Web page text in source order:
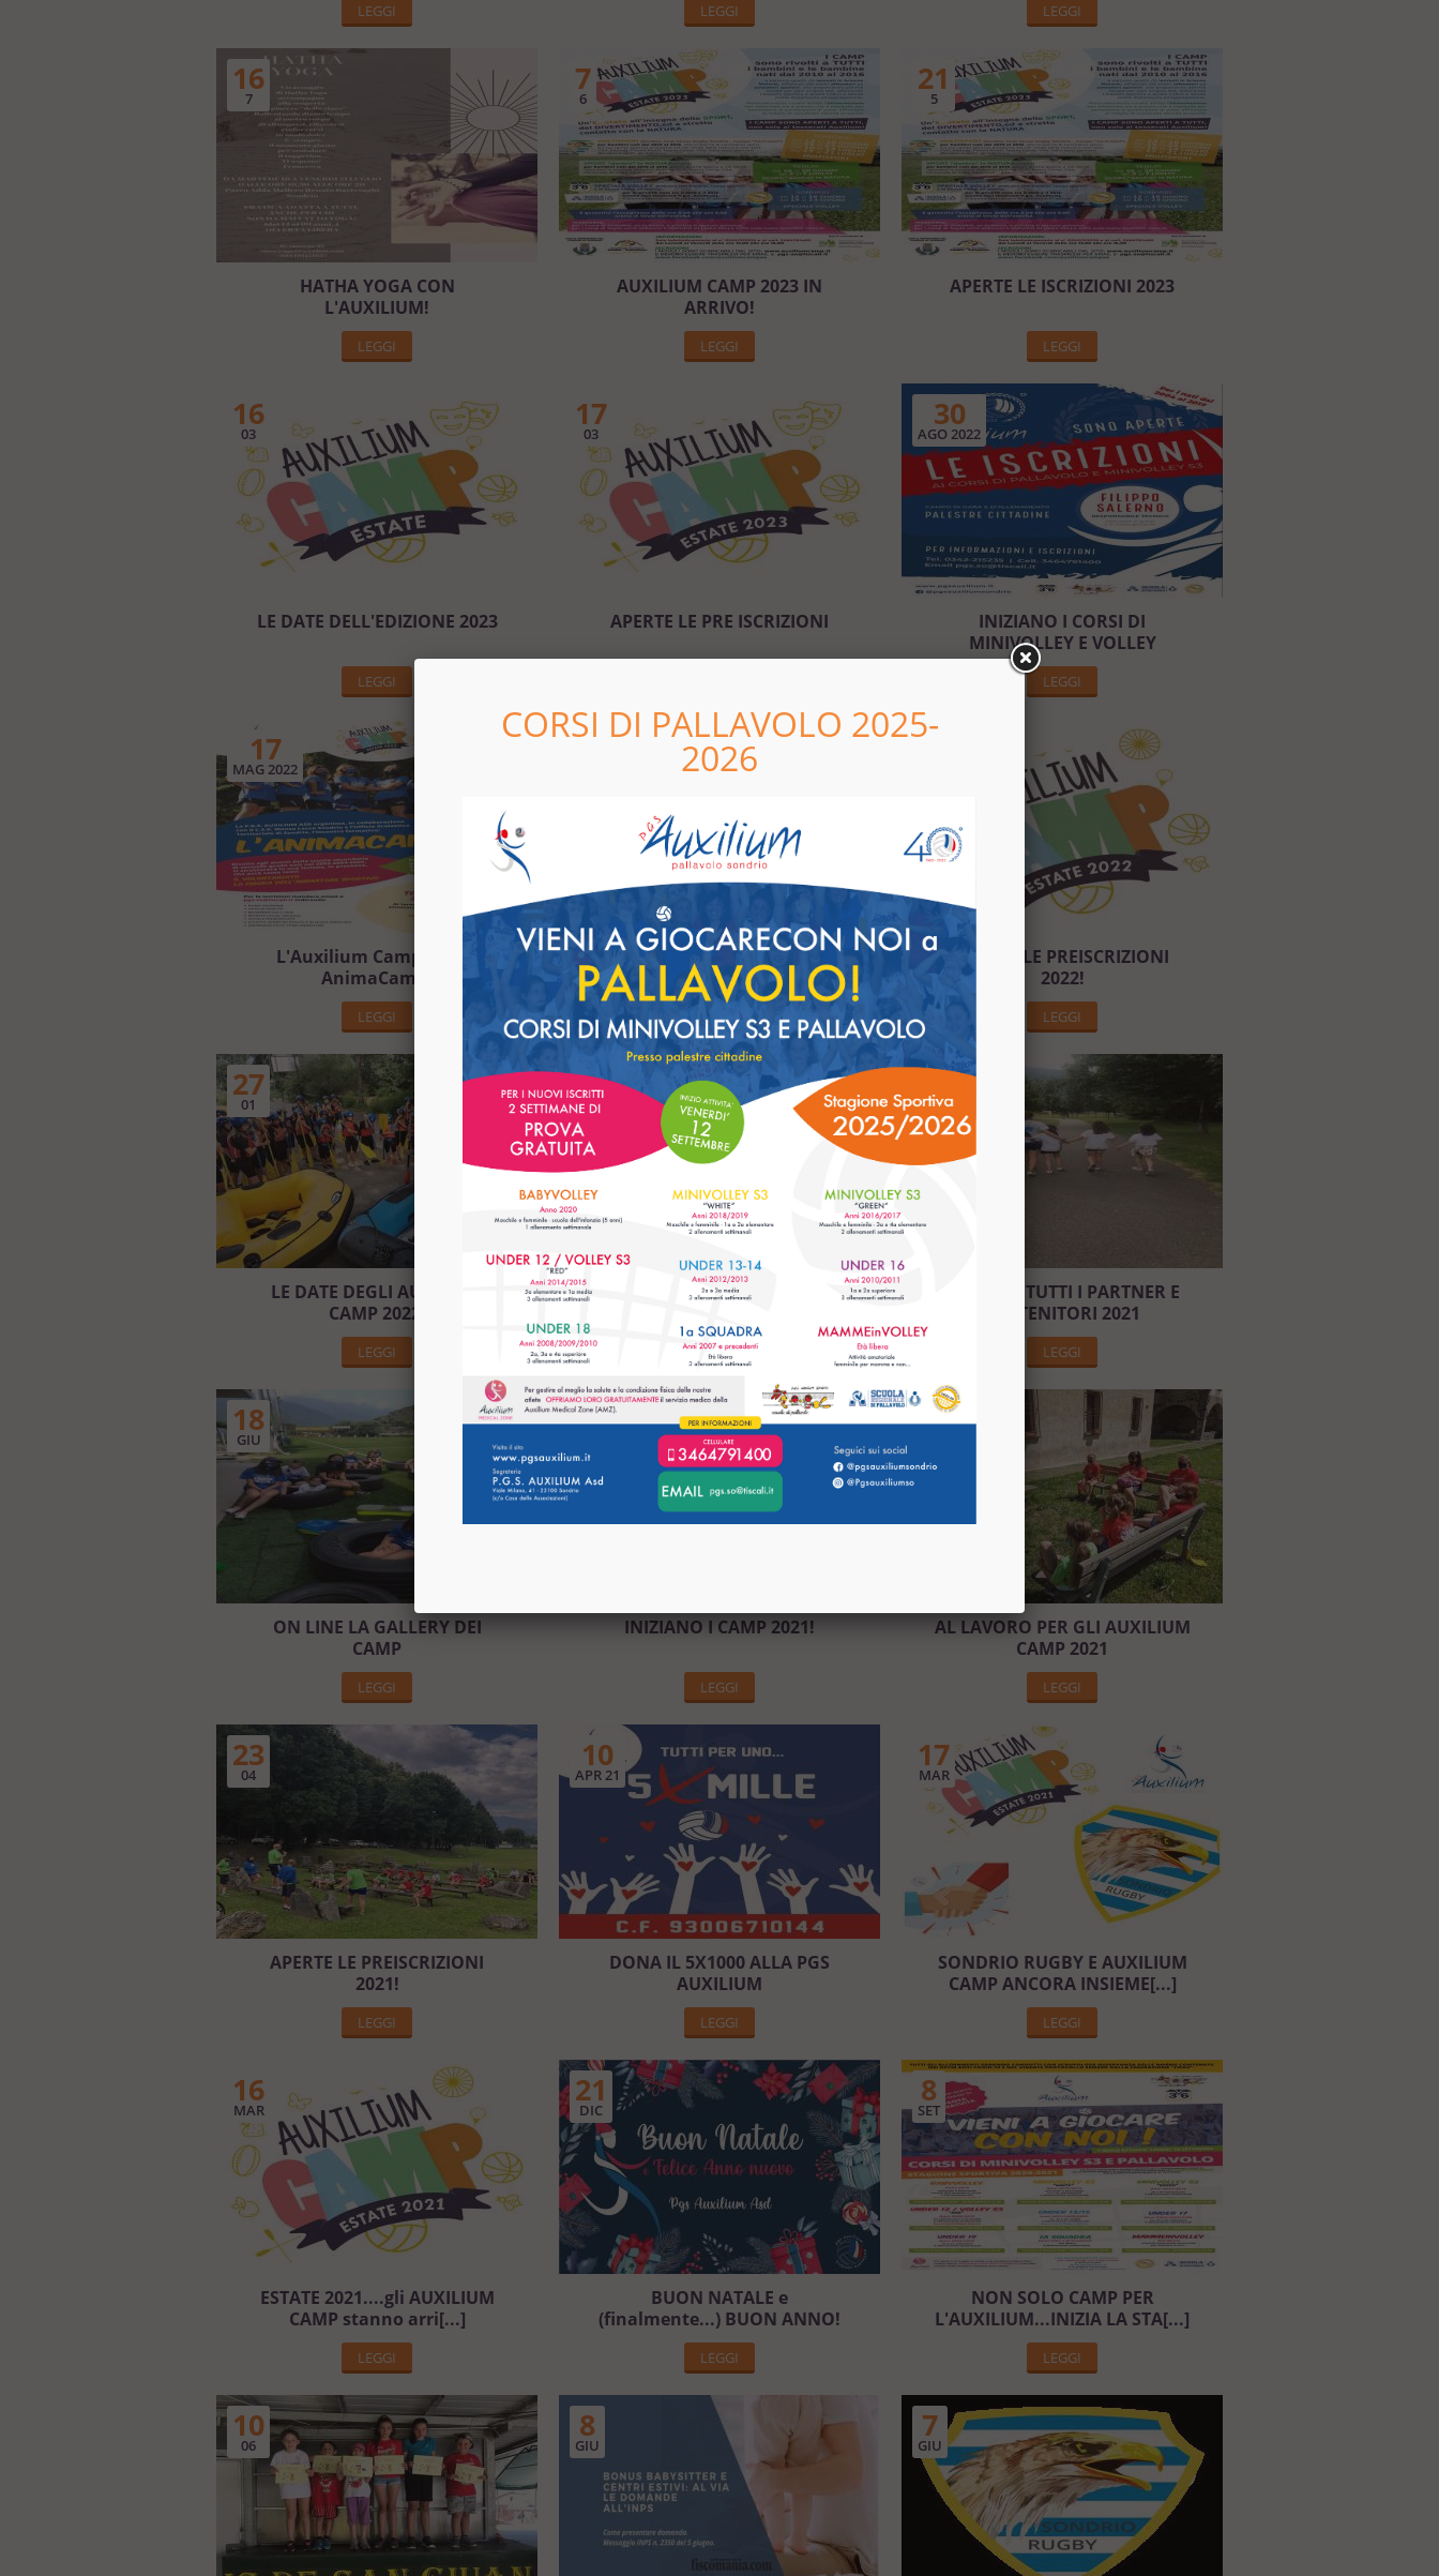
LEGGI LEGGI LEGGI
16
7
HATHA YOGA CON
L'AUXILIUM!
LEGGI
7
6
AUXILIUM CAMP 2023 IN
ARRIVO!
LEGGI
21
5
APERTE LE ISCRIZIONI 2023
LEGGI
16
03
LE DATE DELL'EDIZIONE 2023
LEGGI
17
03
APERTE LE PRE ISCRIZIONI
30
AGO 2022
INIZIANO I CORSI DI
MINIVOLLEY E VOLLEY
LEGGI
17
MAG 2022
L'Auxilium Camp 2022 è
AnimaCamp!
LEGGI
11
TUTTA LA DOCUMENTAZIONE
2022 E' ON LINE!
LEGGI
05
APERTE LE PREISCRIZIONI
2022!
LEGGI
27
01
LE DATE DEGLI AUXILIUM
CAMP 2022!
LEGGI
5
8
UNA ESTATE DI
AUXILIUM [...]
LEGGI
28
GIU
GRAZIE A TUTTI I PARTNER E
SOSTENITORI 2021
LEGGI
18
GIU
ON LINE LA GALLERY DEI
CAMP
LEGGI
13
INIZIANO I CAMP 2021!
LEGGI
28
AL LAVORO PER GLI AUXILIUM
CAMP 2021
LEGGI
23
04
APERTE LE PREISCRIZIONI
2021!
LEGGI
10
APR 21
DONA IL 5X1000 ALLA PGS
AUXILIUM
LEGGI
17
MAR
SONDRIO RUGBY E AUXILIUM
CAMP ANCORA INSIEME[...]
LEGGI
16
MAR
ESTATE 2021....gli AUXILIUM
CAMP stanno arri[...]
LEGGI
21
DIC
BUON NATALE e
(finalmente...) BUON ANNO!
LEGGI
8
SET
NON SOLO CAMP PER
L'AUXILIUM...INIZIA LA STA[...]
LEGGI
10
06
8
GIU
7
GIU
CORSI DI PALLAVOLO 2025-
2026